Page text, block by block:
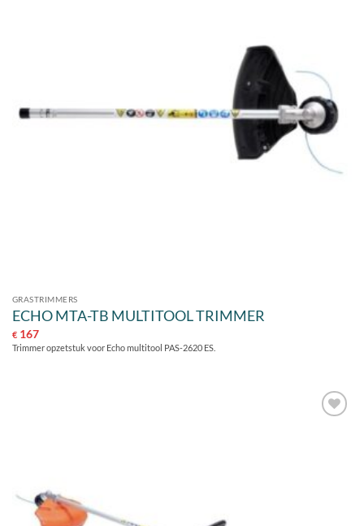
GRASTRIMMERS
ECHO MTA-TB MULTITOOL TRIMMER
€167
Trimmer opzetstuk voor Echo multitool PAS-2620 ES.